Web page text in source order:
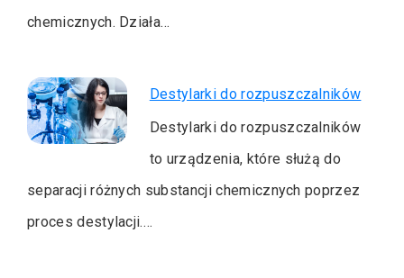
chemicznych. Działa…
Destylarki do rozpuszczalników
Destylarki do rozpuszczalników
to urządzenia, które służą do
separacji różnych substancji chemicznych poprzez
proces destylacji.…